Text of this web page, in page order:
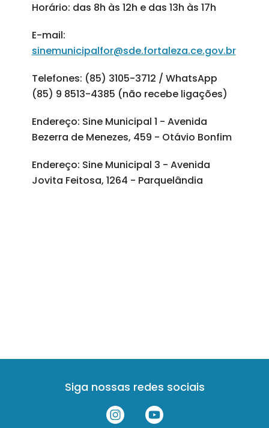
Horário: das 8h às 12h e das 13h às 17h
E-mail:
sinemunicipalfor@sde.fortaleza.ce.gov.br
Telefones: (85) 3105-3712 / WhatsApp
(85) 9 8513-4385 (não recebe ligações)
Endereço: Sine Municipal 1 - Avenida
Bezerra de Menezes, 459 - Otávio Bonfim
Endereço: Sine Municipal 3 - Avenida
Jovita Feitosa, 1264 - Parquelândia
Siga nossas redes sociais